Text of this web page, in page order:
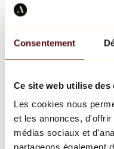
Consentement
Ce site web utilise des
Les cookies nous
et les annonces,
médias sociaux et
partageons également
Richard
Keith
Jeff Koons
Jean-
Tous les
Œuvre de la semaine